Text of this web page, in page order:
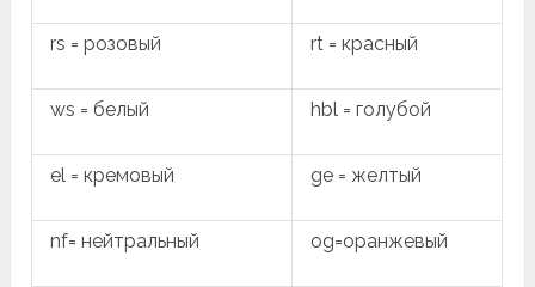
rs = розовый rt = красный
ws = белый hbl = голубой
el = кремовый ge = желтый
nf= нейтральный og=оранжевый